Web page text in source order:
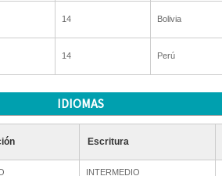
14 Bolivia
14 Perú
IDIOMAS
Escritura
INTERMEDIO